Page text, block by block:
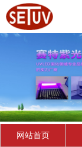
网站首页